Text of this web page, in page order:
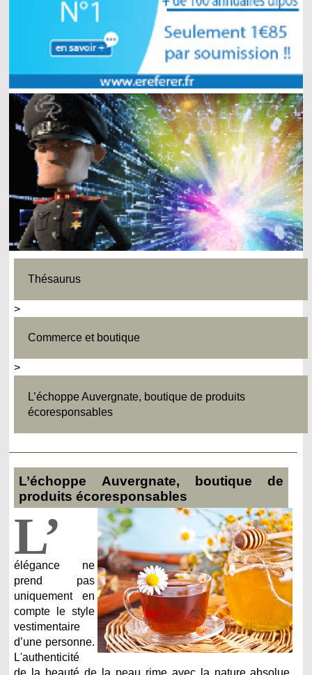
Thésaurus
>
Commerce et boutique
>
L’échoppe Auvergnate, boutique de produits
écoresponsables
L’échoppe Auvergnate, boutique de
produits écoresponsables
L’
élégance ne
prend pas
uniquement en
compte le style
vestimentaire
d’une personne.
L'authenticité
de la beauté de la peau rime avec la nature absolue.